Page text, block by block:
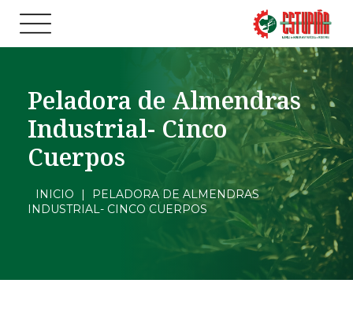
Peladora de Almendras
Industrial- Cinco
Cuerpos
INICIO |
PELADORA DE ALMENDRAS
INDUSTRIAL- CINCO CUERPOS